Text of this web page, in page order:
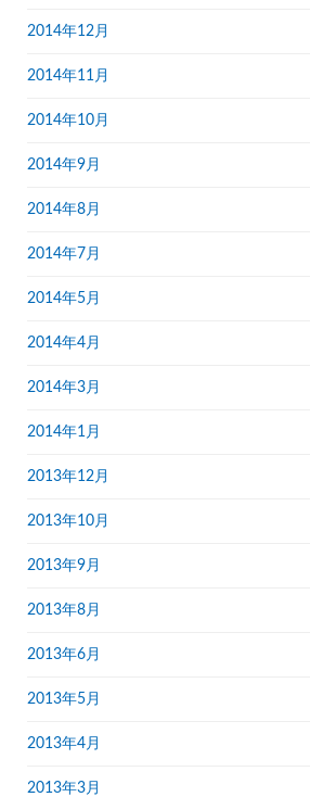
2014年12月
2014年11月
2014年10月
2014年9月
2014年8月
2014年7月
2014年5月
2014年4月
2014年3月
2014年1月
2013年12月
2013年10月
2013年9月
2013年8月
2013年6月
2013年5月
2013年4月
2013年3月